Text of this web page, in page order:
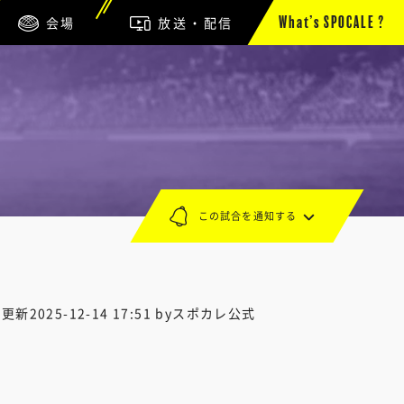
会場 放送・配信 What’s SPOCALE ?
新2025-12-14 17:51 byスポカレ公式
この試合を通知する